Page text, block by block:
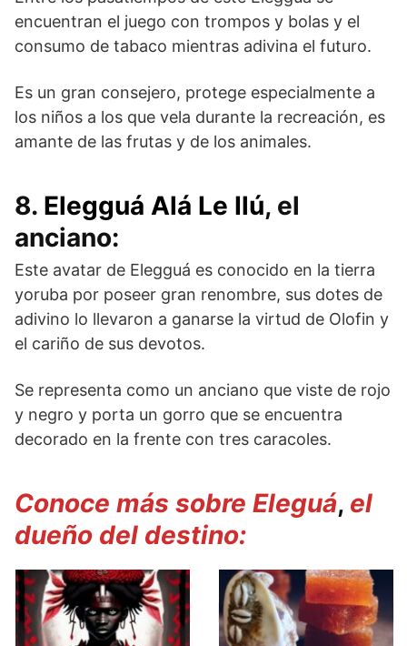
encuentran el juego con trompos y bolas y el
consumo de tabaco mientras adivina el futuro.
Es un gran consejero, protege especialmente a
los niños a los que vela durante la recreación, es
amante de las frutas y de los animales.
8. Elegguá Alá Le Ilú, el
anciano:
Este avatar de Elegguá es conocido en la tierra
yoruba por poseer gran renombre, sus dotes de
adivino lo llevaron a ganarse la virtud de Olofin y
el cariño de sus devotos.
Se representa como un anciano que viste de rojo
y negro y porta un gorro que se encuentra
decorado en la frente con tres caracoles.
Conoce más sobre Eleguá, el
dueño del destino: